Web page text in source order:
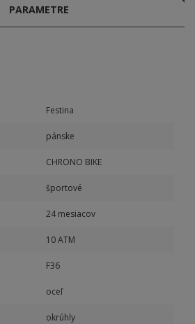
PARAMETRE
Festina
pánske
CHRONO BIKE
športové
24 mesiacov
10 ATM
F36
oceľ
okrúhly